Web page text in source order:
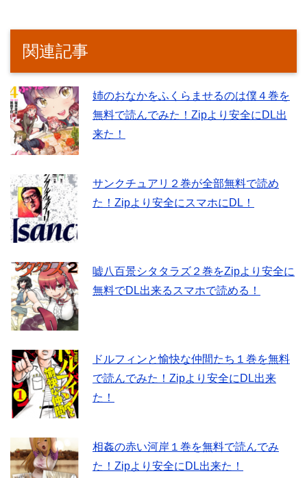
関連記事
姉のおなかをふくらませるのは僕４巻を
無料で読んでみた！Zipより安全にDL出
来た！
サンクチュアリ２巻が全部無料で読め
た！Zipより安全にスマホにDL！
嘘八百景シタタラズ２巻をZipより安全に
無料でDL出来るスマホで読める！
ドルフィンと愉快な仲間たち１巻を無料
で読んでみた！Zipより安全にDL出来
た！
相姦の赤い河岸１巻を無料で読んでみ
た！Zipより安全にDL出来た！